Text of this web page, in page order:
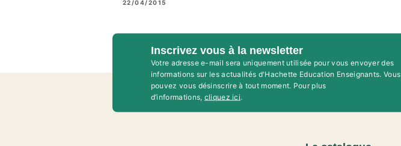
22/04/2015
Inscrivez vous à la newsletter
Votre adresse e-mail sera uniquement utilisée pour vous envoyer des
informations sur les actualités d'Hachette Education Enseignants. Vous
pouvez vous désinscrire à tout moment. Pour plus
d’informations, cliquez ici.